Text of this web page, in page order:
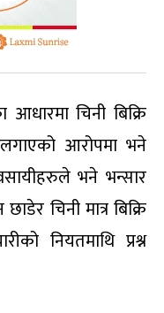
चिनी बिक्रि
आरोपमा भने
भने भन्सार
चिनी मात्र बिक्रि
नियतमाथि प्रश्न